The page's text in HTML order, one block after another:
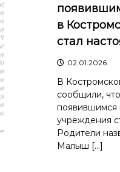
в
стал
02.01.2026
В
сообщили,
появившимся
учреждения
Родители
Малыш […]